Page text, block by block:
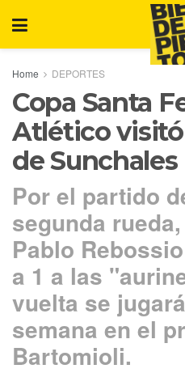
Home DEPORTES
Copa Santa
Atlético
de Sunchales
Por el partido
segunda
Pablo
a 1 a las
vuelta se
semana en el
Bartomioli.